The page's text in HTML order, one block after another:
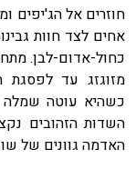
חוזרים אל הג'יפים
אחים לצד חוות
כחול-אדום-לבן.
מזוגזג עד
כשהיא עוטה שמלה
השדות הזהובים
האדמה גוונים של